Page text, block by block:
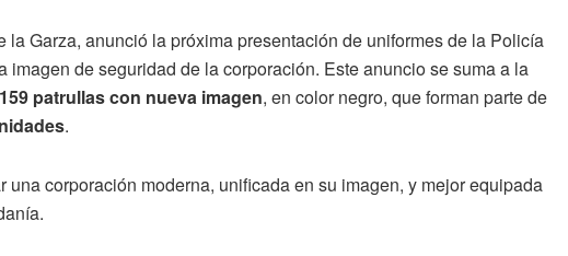
la Garza, anunció la próxima presentación de uniformes de la Policía
imagen de seguridad de la corporación. Este anuncio se suma a la
patrullas con nueva imagen, en color negro, que forman parte de
.
una corporación moderna, unificada en su imagen, y mejor equipada